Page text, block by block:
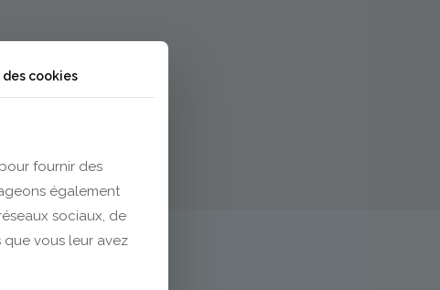
des cookies
fournir des
également
sociaux, de
vous leur avez